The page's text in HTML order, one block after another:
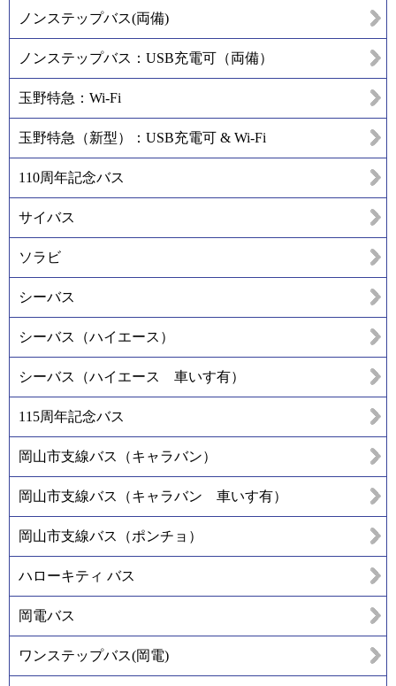
ノンステップバス(両備)
ノンステップバス：USB充電可（両備）
玉野特急：Wi-Fi
玉野特急（新型）：USB充電可 & Wi-Fi
110周年記念バス
サイバス
ソラビ
シーバス
シーバス（ハイエース）
シーバス（ハイエース 車いす有）
115周年記念バス
岡山市支線バス（キャラバン）
岡山市支線バス（キャラバン 車いす有）
岡山市支線バス（ポンチョ）
ハローキティ バス
岡電バス
ワンステップバス(岡電)